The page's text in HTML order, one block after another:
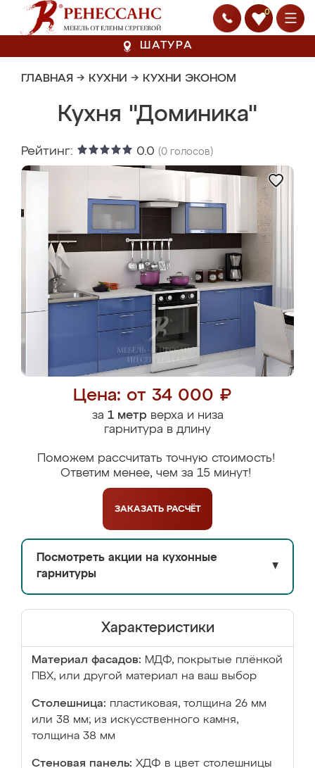
0
ШАТУРА
ГЛАВНАЯ → КУХНИ → КУХНИ ЭКОНОМ
Кухня "Доминика"
Рейтинг: 0.0 (0 голосов)
Цена: от 34 000 ₽
за 1 метрверха и низа
гарнитура в длину
Поможем рассчитать точную стоимость!
Ответим менее, чем за 15 минут!
ЗАКАЗАТЬ РАСЧЁТ
Посмотреть акции на кухонные
гарнитуры
▼
Характеристики
Материал фасадов: МДФ, покрытые плёнкой
ПВХ, или другой материал на ваш выбор
Столешница: пластиковая, толщина 26 мм
или 38 мм; из искусственного камня,
толщина 38 мм
Стеновая панель: ХДФ в цвет столешницы